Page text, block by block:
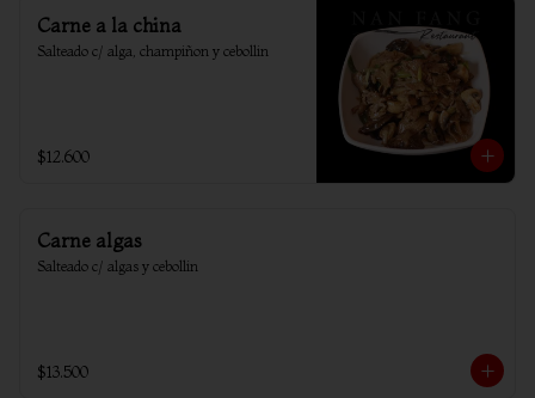
Carne a la china
Salteado c/ alga, champiñon y cebollin
$12.600
Carne algas
Salteado c/ algas y cebollin
$13.500